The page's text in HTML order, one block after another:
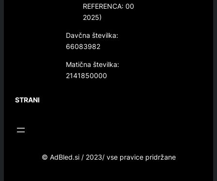
REFERENCA: 00
2025)
Davčna številka:
66083982
Matična številka:
2141850000
STRANI
© AdBled.si / 2023/ vse pravice pridržane